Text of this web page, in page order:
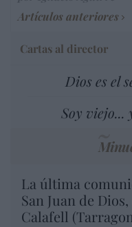
Artículos anteriores
Cartas al director
Dios es el
Soy viejo...
La última
San Juan de
Calafell